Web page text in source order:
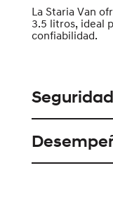
La Staria Van
3.5 litros, ideal
confiabilidad.
Seguridad